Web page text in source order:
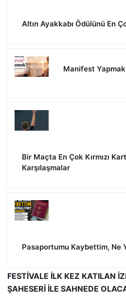
Altın Ayakkabı Ödülünü En
Manifest
Bir Maçta En Çok Kırmızı
Karşılaşmalar
Pasaportumu Kaybettim, Ne
FESTİVALE İLK KEZ KATILAN
ŞAHESERİ İLE SAHNEDE